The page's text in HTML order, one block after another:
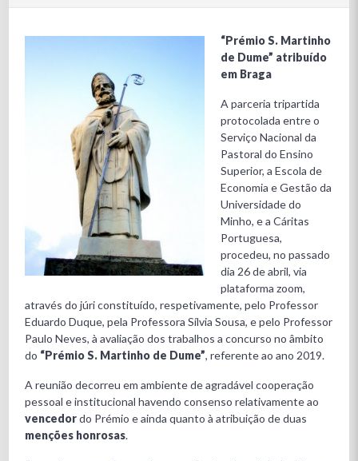
“Prémio S. Martinho
de Dume” atribuído
em Braga
A parceria tripartida
protocolada entre o
Serviço Nacional da
Pastoral do Ensino
Superior, a Escola de
Economia e Gestão da
Universidade do
Minho, e a Cáritas
Portuguesa,
procedeu, no passado
dia 26 de abril, via
plataforma zoom,
através do júri constituído, respetivamente, pelo Professor
Eduardo Duque, pela Professora Sílvia Sousa, e pelo Professor
Paulo Neves, à avaliação dos trabalhos a concurso no âmbito
do “Prémio S. Martinho de Dume”, referente ao ano 2019.
A reunião decorreu em ambiente de agradável cooperação
pessoal e institucional havendo consenso relativamente ao
vencedordo Prémio e ainda quanto à atribuição de duas
menções honrosas.